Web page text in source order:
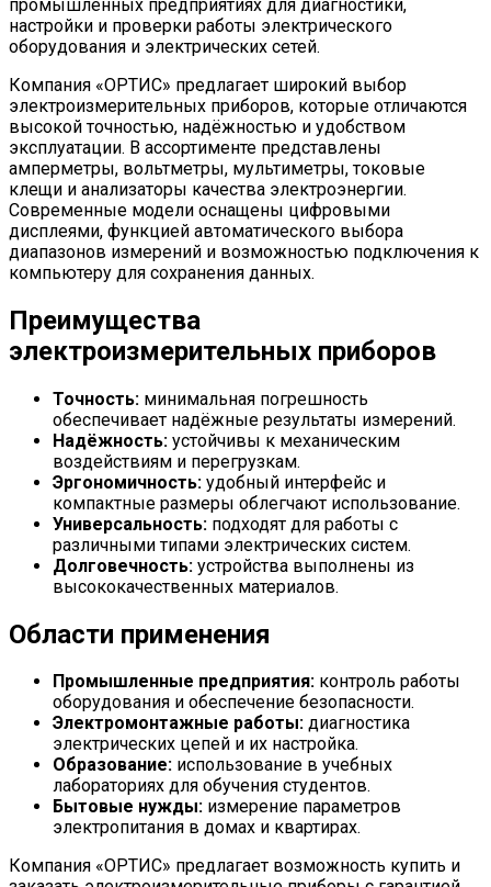
промышленных предприятиях для диагностики,
настройки и проверки работы электрического
оборудования и электрических сетей.
Компания «ОРТИС» предлагает широкий выбор
электроизмерительных приборов, которые отличаются
высокой точностью, надёжностью и удобством
эксплуатации. В ассортименте представлены
амперметры, вольтметры, мультиметры, токовые
клещи и анализаторы качества электроэнергии.
Современные модели оснащены цифровыми
дисплеями, функцией автоматического выбора
диапазонов измерений и возможностью подключения к
компьютеру для сохранения данных.
Преимущества
электроизмерительных приборов
Точность: минимальная погрешность
обеспечивает надёжные результаты измерений.
Надёжность: устойчивы к механическим
воздействиям и перегрузкам.
Эргономичность: удобный интерфейс и
компактные размеры облегчают использование.
Универсальность: подходят для работы с
различными типами электрических систем.
Долговечность: устройства выполнены из
высококачественных материалов.
Области применения
Промышленные предприятия: контроль работы
оборудования и обеспечение безопасности.
Электромонтажные работы: диагностика
электрических цепей и их настройка.
Образование: использование в учебных
лабораториях для обучения студентов.
Бытовые нужды: измерение параметров
электропитания в домах и квартирах.
Компания «ОРТИС» предлагает возможность купить и